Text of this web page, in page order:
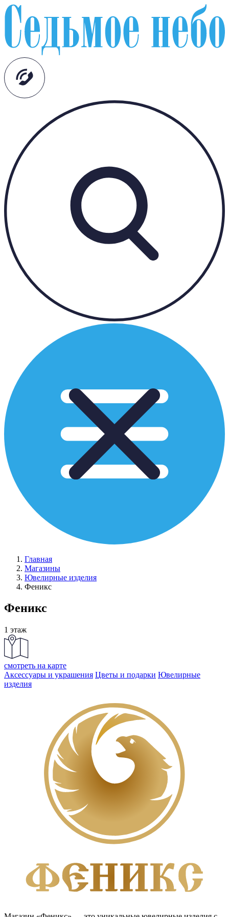
Главная
Магазины
Ювелирные изделия
Феникс
Феникс
1 этаж
смотреть на карте
Аксессуары и украшения Цветы и подарки Ювелирные
изделия